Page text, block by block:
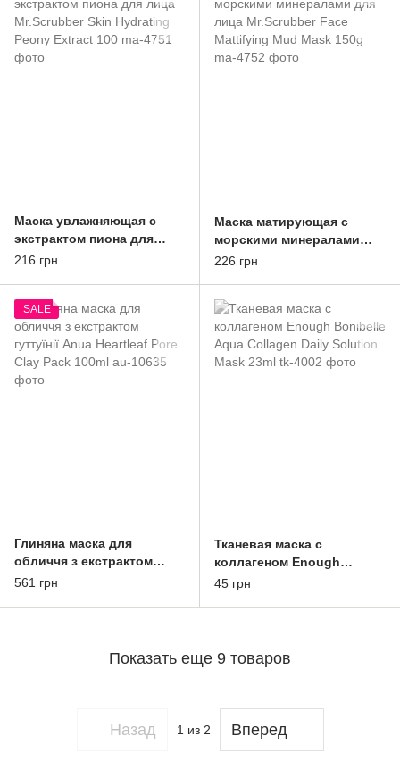
Маска увлажняющая с
экстрактом пиона для
лица Mr.Scrubber Skin
216 грн
Маска матирующая с
морскими минералами
для лица Mr.Scrubber Face
226 грн
SALE
Глиняна маска для
обличчя з екстрактом
гуттуїнії Anua Heartleaf
561 грн
Тканевая маска с
коллагеном Enough
Bonibelle Aqua Collagen
45 грн
Показать еще 9 товаров
Назад 1 из 2 Вперед